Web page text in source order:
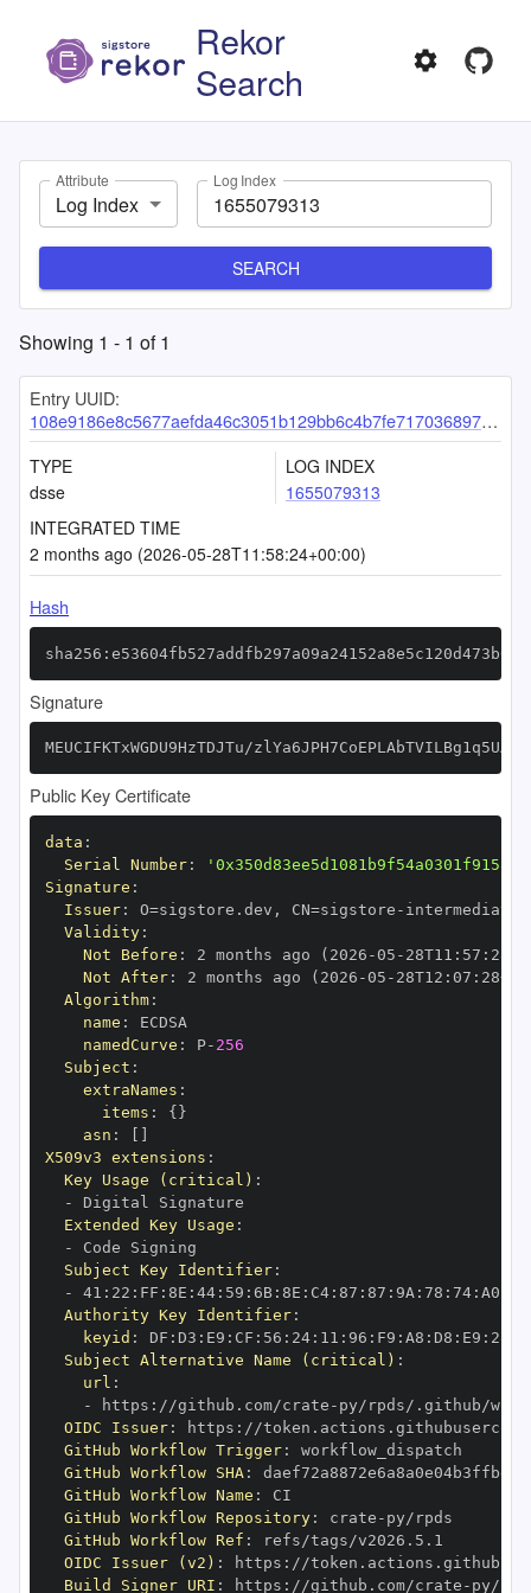
Rekor
Search
Attribute
Log Index
Log Index
SEARCH
Showing 1 - 1 of1
Entry UUID:
108e9186e8c5677aefda46c3051b129bb6c4b7fe717036897a5eae8fd618d8116a22db153d8be15d
TYPE
dsse
LOG INDEX
1655079313
INTEGRATED TIME
2 months ago (2026-05-28T11:58:24+00:00)
Hash
Signature
MEUCIFKTxWGDU9HzTDJTu/
Public Key Certificate
data :
Serial Number:
Signature :
Issuer: O=sigstore.dev , CN=sigstore -
Validity:
Not Before : 2 months ago (2026 -05 - 28T11 : 57 :
Not After: 2 months ago (2026 -05 - 28T12 : 07 : 28+00
Algorithm:
name :
namedCurve : P- 256
Subject :
extraNames :
items : { }
asn :
X509v3 extensions :
Key Usage (critical) :
-
Extended Key Usage :
-
Subject Key Identifier:
-
41 : 22 : FF : 8E : 44: 59 : 6B: 8E : C4: 87 : 87 : 9A : 78 : 74: A0
Authority Key Identifier:
keyid : DF : D3 : E9 : CF : 56 : 24: 11 : 96 : F9 : A8 : D8 : E9 : 28
Subject Alternative Name (critical) :
url :
-
https : //github.com/crate -
OIDC Issuer: https :
GitHub Workflow Trigger:
GitHub Workflow SHA:
GitHub Workflow Name :
GitHub Workflow Repository: crate -
GitHub Workflow Ref :
OIDC Issuer (v2) : https :
Build Signer URI : https : //github.com/crate -